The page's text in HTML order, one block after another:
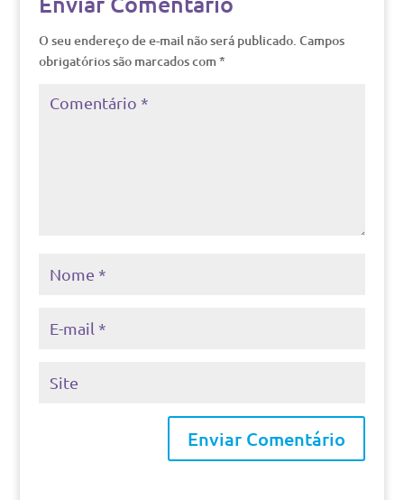
O seu endereço de e-mail não será publicado. Campos
obrigatórios são marcados com *